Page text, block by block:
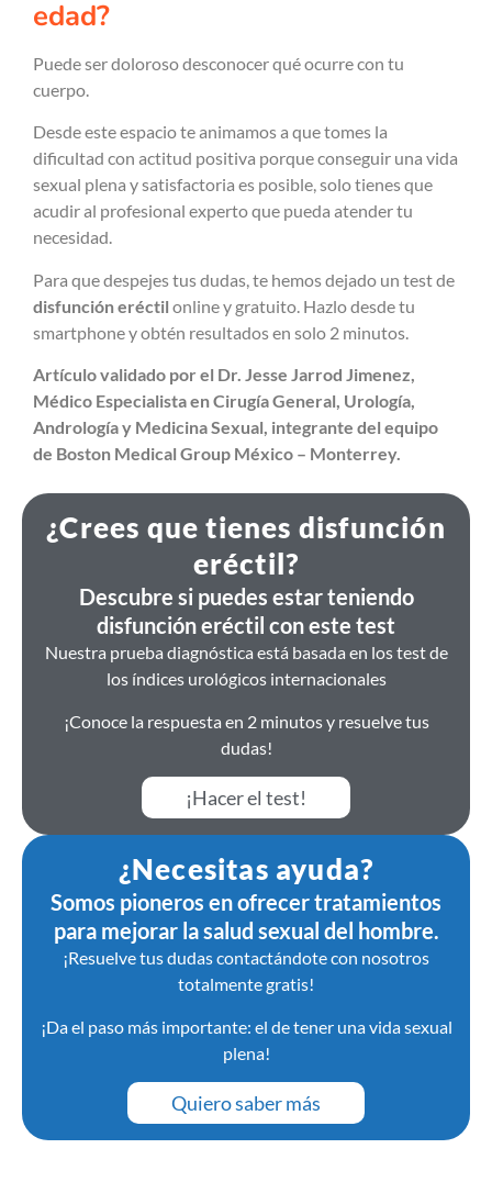
edad?
Puede ser doloroso desconocer qué ocurre con tu
cuerpo.
Desde este espacio te animamos a que tomes la
dificultad con actitud positiva porque conseguir una vida
sexual plena y satisfactoria es posible, solo tienes que
acudir al profesional experto que pueda atender tu
necesidad.
Para que despejes tus dudas, te hemos dejado un test de
disfunción eréctil online y gratuito. Hazlo desde tu
smartphone y obtén resultados en solo 2 minutos.
Artículo validado por el Dr. Jesse Jarrod Jimenez,
Médico Especialista en Cirugía General, Urología,
Andrología y Medicina Sexual, integrante del equipo
de Boston Medical Group México – Monterrey.
¿Crees que tienes disfunción
eréctil?
Descubre si puedes estar teniendo
disfunción eréctil con este test
Nuestra prueba diagnóstica está basada en los test de
los índices urológicos internacionales
¡Conoce la respuesta en 2 minutos y resuelve tus
dudas!
¡Hacer el test!
¿Necesitas ayuda?
Somos pioneros en ofrecer tratamientos
para mejorar la salud sexual del hombre.
¡Resuelve tus dudas contactándote con nosotros
totalmente gratis!
¡Da el paso más importante: el de tener una vida sexual
plena!
Quiero saber más